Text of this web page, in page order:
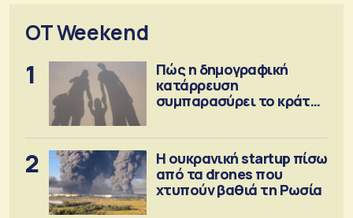
OT Weekend
1
Πώς η δημογραφική
κατάρρευση
συμπαρασύρει το κράτος
2
Η ουκρανική startup πίσω
από τα drones που
χτυπούν βαθιά τη Ρωσία